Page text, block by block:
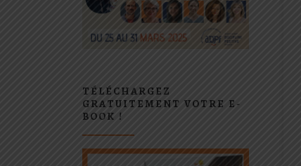
TÉLÉCHARGEZ
GRATUITEMENT VOTRE E-
BOOK !